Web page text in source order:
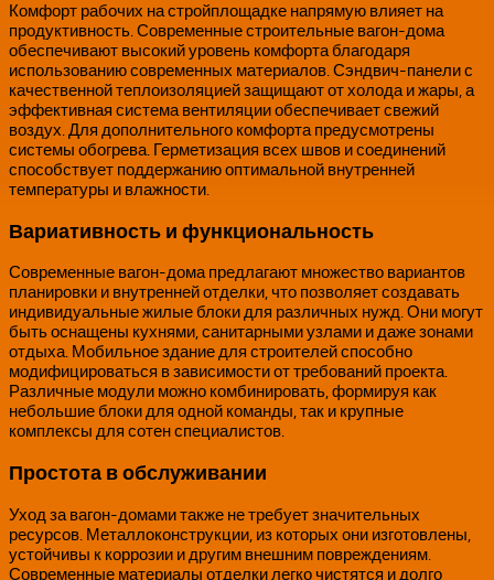
Комфорт рабочих на стройплощадке напрямую влияет на
продуктивность. Современные строительные вагон-дома
обеспечивают высокий уровень комфорта благодаря
использованию современных материалов. Сэндвич-панели с
качественной теплоизоляцией защищают от холода и жары, а
эффективная система вентиляции обеспечивает свежий
воздух. Для дополнительного комфорта предусмотрены
системы обогрева. Герметизация всех швов и соединений
способствует поддержанию оптимальной внутренней
температуры и влажности.
Вариативность и функциональность
Современные вагон-дома предлагают множество вариантов
планировки и внутренней отделки, что позволяет создавать
индивидуальные жилые блоки для различных нужд. Они могут
быть оснащены кухнями, санитарными узлами и даже зонами
отдыха. Мобильное здание для строителей способно
модифицироваться в зависимости от требований проекта.
Различные модули можно комбинировать, формируя как
небольшие блоки для одной команды, так и крупные
комплексы для сотен специалистов.
Простота в обслуживании
Уход за вагон-домами также не требует значительных
ресурсов. Металлоконструкции, из которых они изготовлены,
устойчивы к коррозии и другим внешним повреждениям.
Современные материалы отделки легко чистятся и долго